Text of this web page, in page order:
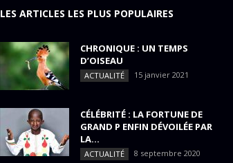
LES ARTICLES LES PLUS POPULAIRES
CHRONIQUE : UN TEMPS
D’OISEAU
ACTUALITÉ 15 janvier 2021
CÉLÉBRITÉ : LA FORTUNE DE
GRAND P ENFIN DÉVOILÉE PAR
LA...
ACTUALITÉ 8 septembre 2020